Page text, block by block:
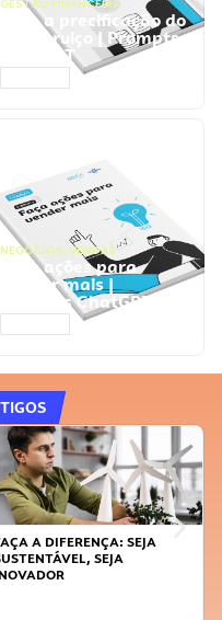
GESTÃO FINANCEIRA
Faça a precificação do
seu serviço | Prompts
ChatGPT
NEGÓCIOS, VENDAS
Faça ações para
vender mais |
Prompts ChatGPT
A DIFERENÇA: SEJA
SEJA